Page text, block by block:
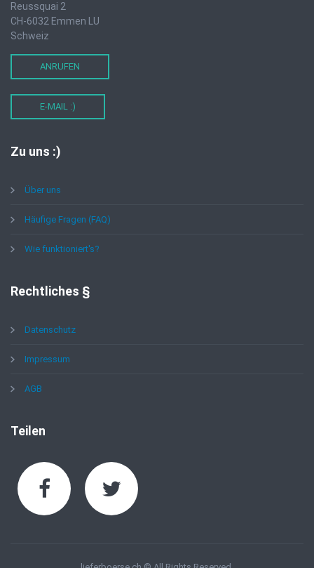
Reussquai 2
CH-6032 Emmen LU
Schweiz
ANRUFEN
E-MAIL :)
Zu uns :)
Über uns
Häufige Fragen (FAQ)
Wie funktioniert's?
Rechtliches §
Datenschutz
Impressum
AGB
Teilen